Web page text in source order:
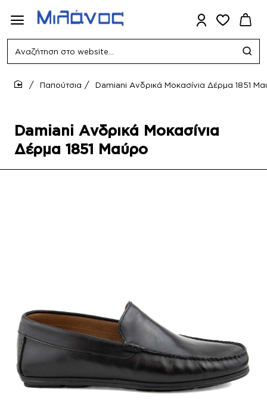
Αναζήτηση
website...
Damiani Ανδρικά Μοκασίνια
Δέρμα 1851 Μαύρο
Παπούτσια Damiani Ανδρικά Μοκασίνια Δέρμα 1851